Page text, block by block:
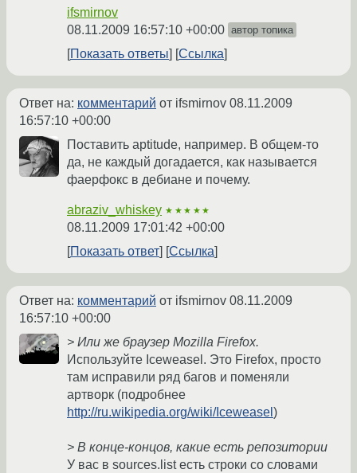
ifsmirnov
08.11.2009 16:57:10 +00:00 автор топика
Показать ответы Ссылка
Ответ на: комментарий от ifsmirnov 08.11.2009
16:57:10 +00:00
Поставить aptitude, например. В общем-то
да, не каждый догадается, как называется
фаерфокс в дебиане и почему.
abraziv_whiskey ★★★★★
08.11.2009 17:01:42 +00:00
Показать ответ
Ссылка
Ответ на: комментарий от ifsmirnov 08.11.2009
16:57:10 +00:00
> Или же браузер Mozilla Firefox.
Используйте Iceweasel. Это Firefox, просто
там исправили ряд багов и поменяли
артворк (подробнее
http://ru.wikipedia.org/wiki/Iceweasel )
> В конце-концов, какие есть репозитории
У вас в sources.list есть строки со словами